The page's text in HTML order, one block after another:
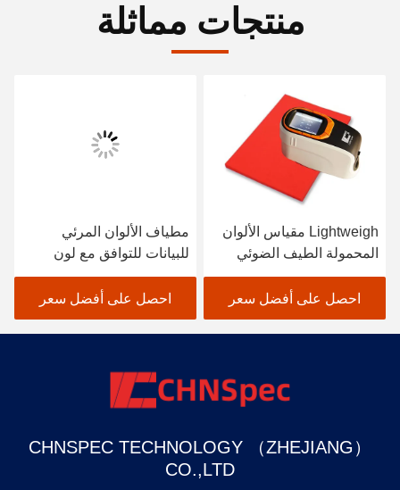
منتجات مماثلة
Lightweigh مقياس الألوان
المحمولة الطيف الضوئي
الماسح الضوئي طلاء
السيارات
احصل على أفضل سعر
مطياف الألوان المرئي
للبيانات للتوافق مع لون
النسيج باللون الأسود
احصل على أفضل سعر
CHNSPEC TECHNOLOGY （ZHEJIANG）
CO.,LTD